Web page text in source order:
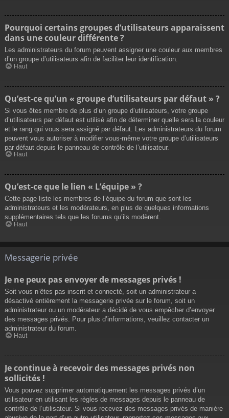
Pourquoi certains groupes d’utilisateurs apparaissent
dans une couleur différente ?
Les administrateurs du forum peuvent assigner une couleur aux membres
d’un groupe d’utilisateurs afin de faciliter leur identification.
Haut
Qu’est-ce qu’un « groupe d’utilisateurs par défaut » ?
Si vous êtes membre de plus d’un groupe d’utilisateurs, votre groupe
d’utilisateurs par défaut est utilisé afin de déterminer quelle sera la couleur
et le rang qui vous sera assigné par défaut. Les administrateurs du forum
peuvent vous autoriser à modifier vous-même votre groupe d’utilisateurs
par défaut depuis le panneau de contrôle de l’utilisateur.
Haut
Qu’est-ce que le lien « L’équipe » ?
Cette page liste les membres de l’équipe du forum que sont les
administrateurs et les modérateurs, en plus de quelques informations
supplémentaires tels que les forums qu’ils modèrent.
Haut
Messagerie privée
Je ne peux pas envoyer de messages privés !
Soit vous n’êtes pas inscrit et connecté, soit un administrateur a
désactivé entièrement la messagerie privée sur le forum, soit un
administrateur ou un modérateur a décidé de vous empêcher d’envoyer
des messages privés. Pour plus d’informations, veuillez contacter un
administrateur du forum.
Haut
Je continue à recevoir des messages privés non
sollicités !
Vous pouvez supprimer automatiquement les messages privés d’un
utilisateur en utilisant les règles de messages depuis le panneau de
contrôle de l’utilisateur. Si vous recevez des messages privés de manière